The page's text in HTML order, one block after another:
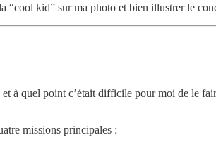
kid” sur ma photo et bien illustrer le
à quel point c’était difficile pour moi de le
missions principales :